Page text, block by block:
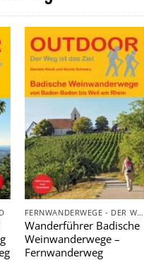
Zu
Wunschliste
hinzufügen
FERNWANDERWEGE - DER WEG IST DAS ZIEL
Wanderführer Badische
Weinwanderwege –
Fernwanderweg